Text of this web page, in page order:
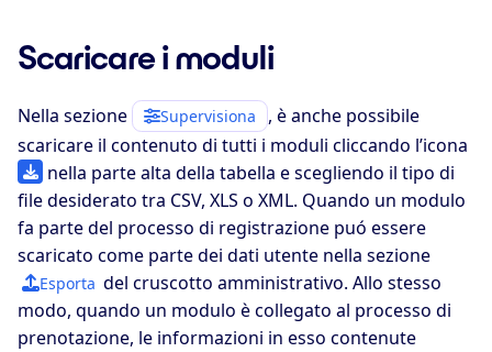
Scaricare i moduli
Nella sezione Supervisiona
, è anche possibile
scaricare il contenuto di tutti i moduli cliccando l’icona
nella parte alta della tabella e scegliendo il tipo di
file desiderato tra CSV, XLS o XML. Quando un modulo
fa parte del processo di registrazione puó essere
scaricato come parte dei dati utente nella sezione
Esporta del cruscotto amministrativo. Allo stesso
modo, quando un modulo è collegato al processo di
prenotazione, le informazioni in esso contenute